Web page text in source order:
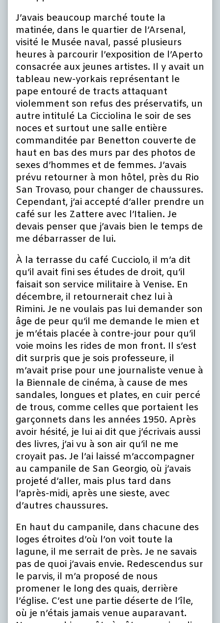
J’avais beaucoup marché toute la
matinée, dans le quartier de l’Arsenal,
visité le Musée naval, passé plusieurs
heures à parcourir l’exposition de l’Aperto
consacrée aux jeunes artistes. Il y avait un
tableau new-yorkais représentant le
pape entouré de tracts attaquant
violemment son refus des préservatifs, un
autre intitulé La Cicciolina le soir de ses
noces et surtout une salle entière
commanditée par Benetton couverte de
haut en bas des murs par des photos de
sexes d’hommes et de femmes. J’avais
prévu retourner à mon hôtel, près du Rio
San Trovaso, pour changer de chaussures.
Cependant, j’ai accepté d’aller prendre un
café sur les Zattere avec l’Italien. Je
devais penser que j’avais bien le temps de
me débarrasser de lui.
À la terrasse du café Cucciolo, il m’a dit
qu’il avait fini ses études de droit, qu’il
faisait son service militaire à Venise. En
décembre, il retournerait chez lui à
Rimini. Je ne voulais pas lui demander son
âge de peur qu’il me demande le mien et
je m’étais placée à contre-jour pour qu’il
voie moins les rides de mon front. Il s’est
dit surpris que je sois professeure, il
m’avait prise pour une journaliste venue à
la Biennale de cinéma, à cause de mes
sandales, longues et plates, en cuir percé
de trous, comme celles que portaient les
garçonnets dans les années 1950. Après
avoir hésité, je lui ai dit que j’écrivais aussi
des livres, j’ai vu à son air qu’il ne me
croyait pas. Je l’ai laissé m’accompagner
au campanile de San Georgio, où j’avais
projeté d’aller, mais plus tard dans
l’après-midi, après une sieste, avec
d’autres chaussures.
En haut du campanile, dans chacune des
loges étroites d’où l’on voit toute la
lagune, il me serrait de près. Je ne savais
pas de quoi j’avais envie. Redescendus sur
le parvis, il m’a proposé de nous
promener le long des quais, derrière
l’église. C’est une partie déserte de l’île,
où je n’étais jamais venue auparavant.